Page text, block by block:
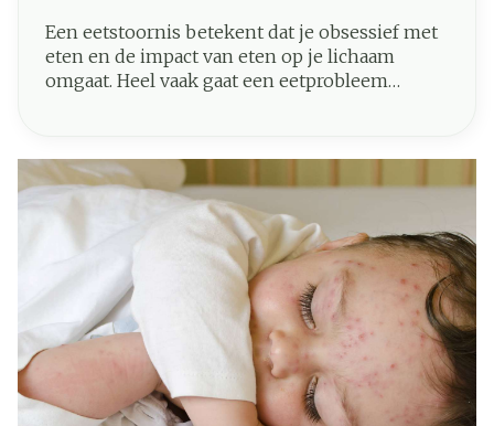
Een eetstoornis betekent dat je obsessief met
eten en de impact van eten op je lichaam
omgaat. Heel vaak gaat een eetprobleem
dan eten: een eetstoornis stamt vaak uit
diepergaande problemen.